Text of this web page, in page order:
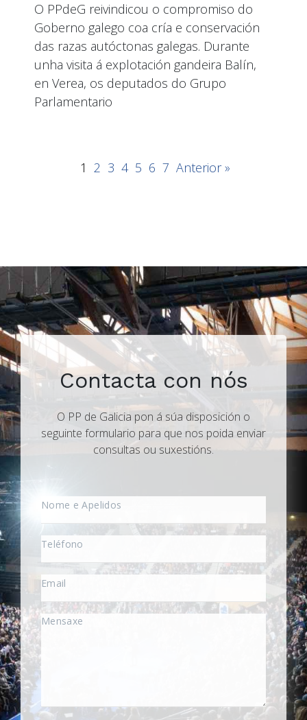
O PPdeG reivindicou o compromiso do
Goberno galego coa cría e conservación
das razas autóctonas galegas. Durante
unha visita á explotación gandeira Balín,
en Verea, os deputados do Grupo
Parlamentario
1 2 3 4 5 6 7 Anterior »
Contacta con nós
O PP de Galicia pon á súa disposición o
seguinte formulario para que nos poida enviar
consultas ou suxestións.